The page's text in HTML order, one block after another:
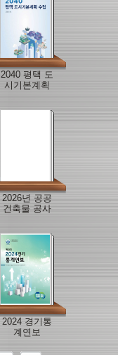
목 및 실천 방
안 개선 연구
2040 평택 도
시기본계획
2026년 공공
건축물 공사
2024 경기통
계연보